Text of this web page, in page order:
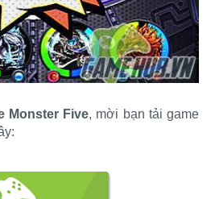
Monster Five, mời bạn tải game